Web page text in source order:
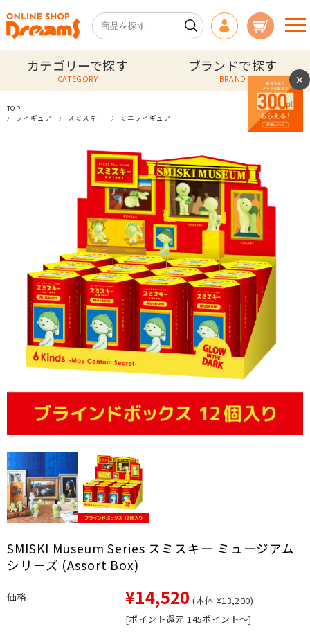
カテゴリーで探す
CATEGORY
ブランドで探す
BRAND
TOP
フィギュア
スミスキー ミニフィギュア
SMISKI Museum Series スミスキー ミュージアム
シリーズ (Assort Box)
価格: ¥14,520 (本体 ¥13,200)
[ポイント還元 145ポイント～]
×